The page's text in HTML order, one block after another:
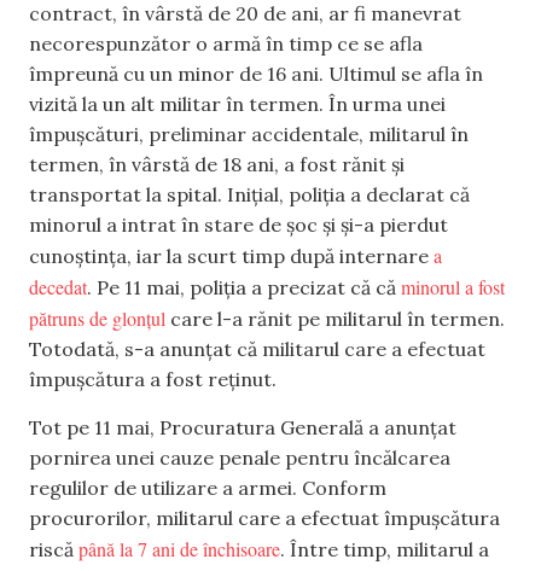
contract, în vârstă de 20 de ani, ar fi manevrat
necorespunzător o armă în timp ce se afla
împreună cu un minor de 16 ani. Ultimul se afla în
vizită la un alt militar în termen. În urma unei
împușcături, preliminar accidentale, militarul în
termen, în vârstă de 18 ani, a fost rănit și
transportat la spital. Inițial, poliția a declarat că
minorul a intrat în stare de șoc și și-a pierdut
cunoștința, iar la scurt timp după internare a
decedat. Pe 11 mai, poliția a precizat că că minorul a fost
pătruns de glonțul care l-a rănit pe militarul în termen.
Totodată, s-a anunțat că militarul care a efectuat
împușcătura a fost reținut.
Tot pe 11 mai, Procuratura Generală a anunțat
pornirea unei cauze penale pentru încălcarea
regulilor de utilizare a armei. Conform
procurorilor, militarul care a efectuat împușcătura
riscă până la 7 ani de închisoare. Între timp, militarul a